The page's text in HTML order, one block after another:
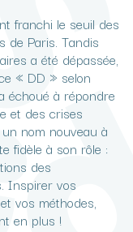
franchi le seuil des
de Paris. Tandis
a été dépassée,
« DD » selon
échoué à répondre
et des crises
nom nouveau à
fidèle à son rôle :
des
Inspirer vos
vos méthodes,
en plus !